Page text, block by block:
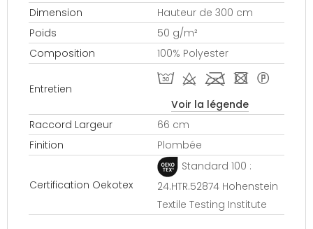
Dimension
Hauteur de 300 cm
Poids
50 g/m²
Composition
100% Polyester
Entretien
T d l - *
Voir la légende
Raccord Largeur
66 cm
Finition
Plombée
Certification Oekotex
Standard 100 :
24.HTR.52874 Hohenstein
Textile Testing Institute